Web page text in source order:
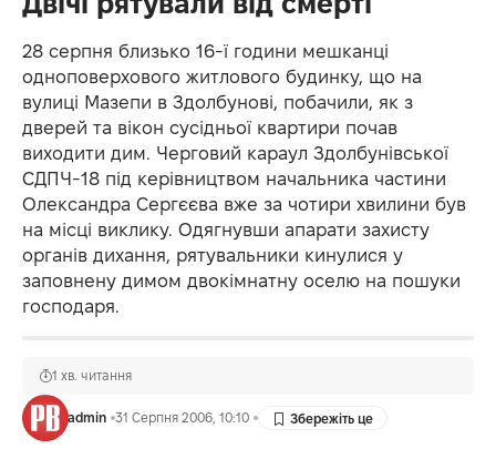
28 серпня близько 16-ї години мешканці
одноповерхового житлового будинку, що на
вулиці Мазепи в Здолбунові, побачили, як з
дверей та вікон сусідньої квартири почав
виходити дим. Черговий караул Здолбунівської
СДПЧ-18 під керівництвом начальника частини
Олександра Сергєєва вже за чотири хвилини був
на місці виклику. Одягнувши апарати захисту
органів дихання, рятувальники кинулися у
заповнену димом двокімнатну оселю на пошуки
господаря.
admin 31 Серпня 2006, 10:10
1 хв. читання